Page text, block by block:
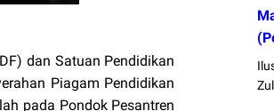
) dan Satuan Pendidikan
Piagam Pendidikan
pada Pondok Pesantren